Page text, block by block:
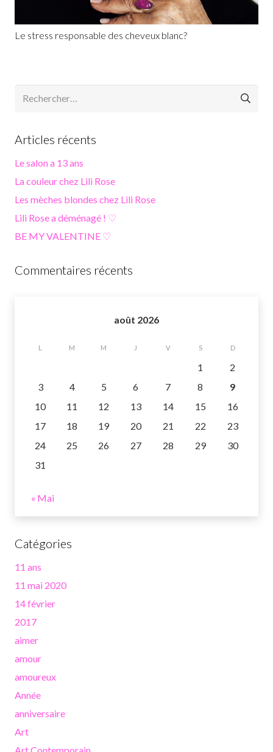
Le stress responsable des cheveux blanc?
Rechercher :
Articles récents
Le salon a 13 ans
La couleur chez Lili Rose
Les mèches blondes chez Lili Rose
Lili Rose a déménagé ! ♡
BE MY VALENTINE ♡
Commentaires récents
août 2026
L M M J V S D
1
2
3
4 5 6 7 8
9
10
11 12 13 14 15
16
17
18 19 20 21 22
23
24
25 26 27 28 29
30
31
« Mai
Catégories
11 ans
11 mai 2020
14 février
2017
aimer
amour
amoureux
Année
anniversaire
Art